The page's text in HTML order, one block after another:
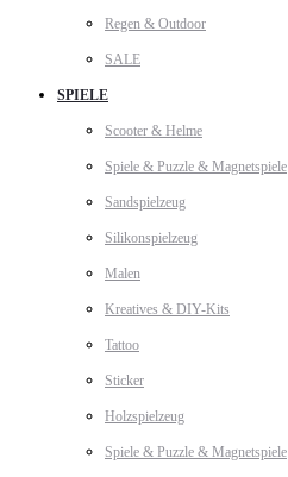
Regen & Outdoor
SALE
SPIELE
Scooter & Helme
Spiele & Puzzle & Magnetspiele
Sandspielzeug
Silikonspielzeug
Malen
Kreatives & DIY-Kits
Tattoo
Sticker
Holzspielzeug
Spiele & Puzzle & Magnetspiele